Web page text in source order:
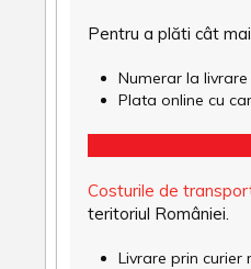
Pentru a plăti cât
Numerar la livrare
Plata online cu
Costurile de
teritoriul României.
Livrare prin curier